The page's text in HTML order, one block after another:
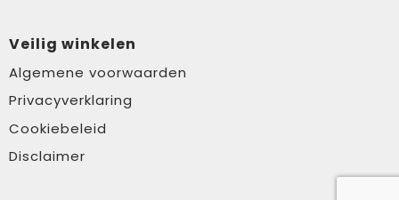
Veilig winkelen
Algemene voorwaarden
Privacyverklaring
Cookiebeleid
Disclaimer